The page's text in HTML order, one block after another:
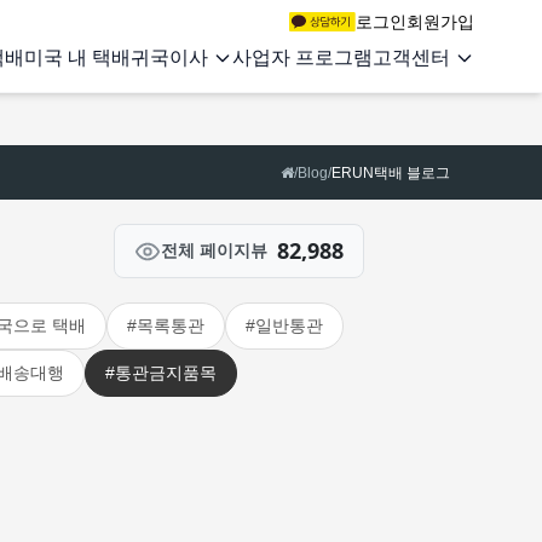
로그인회원가입
미국 내 택배 귀국이사 사업자 프로그램 고객센터
/Blog/ERUN택배 블로그
전체 페이지뷰 82,988
으로 택배 #목록통관 #일반통관
송대행 #통관금지품목